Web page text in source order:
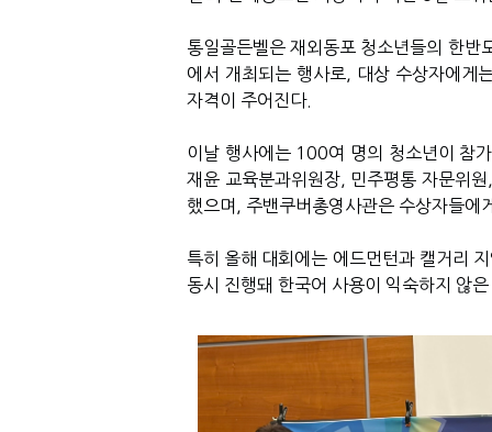
통일골든벨은 재외동포 청소년들의 한반
에서 개최되는 행사로, 대상 수상자에게
자격이 주어진다.
이날 행사에는 100여 명의 청소년이 참
재윤 교육분과위원장, 민주평통 자문위
했으며, 주밴쿠버총영사관은 수상자들에
특히 올해 대회에는 에드먼턴과 캘거리
동시 진행돼 한국어 사용이 익숙하지 않